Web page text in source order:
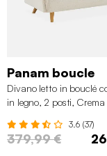
Panam boucle
Divano letto in bouclé
in legno, 2 posti, Crema
3.6 (37)
379,99 €